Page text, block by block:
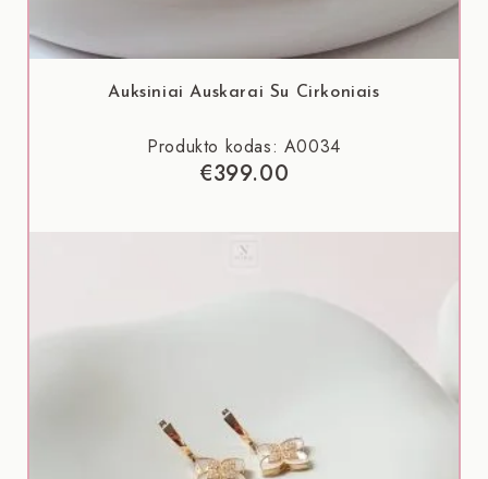
Auksiniai Auskarai Su Cirkoniais
Produkto kodas: A0034
€399.00